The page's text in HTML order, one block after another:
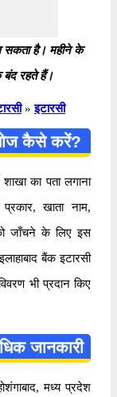
सकता है। महीने के
बंद रहते हैं।
» इटारसी
कैसे करें?
का पता लगाना
खाता नाम,
जाँचने के लिए इस
बैंक इटारसी
भी प्रदान किए
जानकारी
मध्य प्रदेश